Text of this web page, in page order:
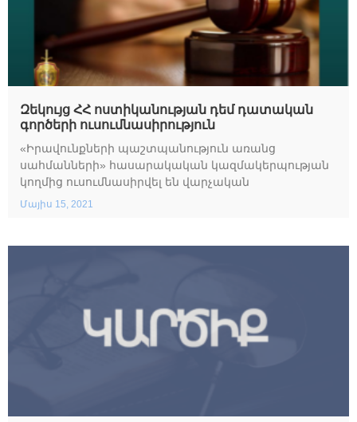
Զեկույց ՀՀ ոստիկանության դեմ դատական
գործերի ուսումնասիրություն
Մայիս 15, 2021
«Իրավունքների պաշտպանություն առանց
սահմանների» հասարակական կազմակերպության
կողմից ուսումնասիրվել են վարչական